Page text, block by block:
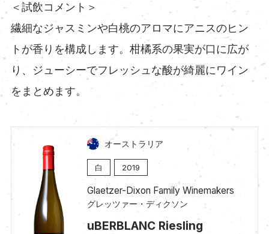
＜試飲コメント＞
繊細なジャスミンや白桃のアロマにアニスのヒン
トが香りを構成します。柑橘系の果実が口に広が
り、ジューシーでフレッシュな酸が綺麗にワイン
をまとめます。
オーストラリア
白 2019
Glaetzer-Dixon Family Winemakers
グレッツァー・ディクソン
uBERBLANC Riesling